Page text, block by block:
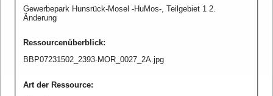
Gewerbepark Hunsrück-Mosel -HuMos-, Teilgebiet 1 2.
Änderung
Ressourcenüberblick:
BBP07231502_2393-MOR_0027_2A.jpg
Art der Ressource: